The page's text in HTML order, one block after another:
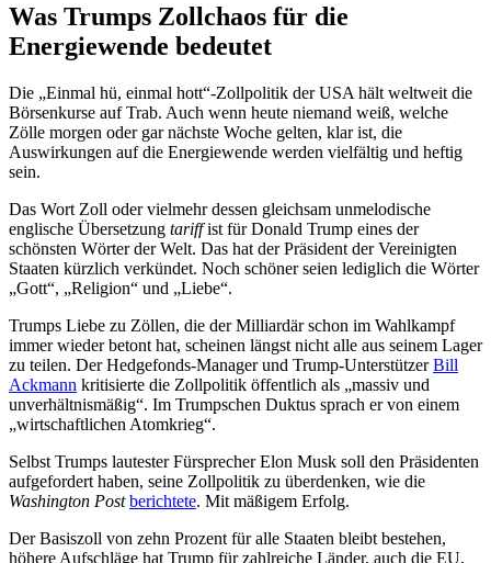
Was Trumps Zollchaos für die
Energiewende bedeutet
Die „Einmal hü, einmal hott“-Zollpolitik der USA hält weltweit die
Börsenkurse auf Trab. Auch wenn heute niemand weiß, welche
Zölle morgen oder gar nächste Woche gelten, klar ist, die
Auswirkungen auf die Energiewende werden vielfältig und heftig
sein.
Das Wort Zoll oder vielmehr dessen gleichsam unmelodische
englische Übersetzung tariffist für Donald Trump eines der
schönsten Wörter der Welt. Das hat der Präsident der Vereinigten
Staaten kürzlich verkündet. Noch schöner seien lediglich die Wörter
„Gott“, „Religion“ und „Liebe“.
Trumps Liebe zu Zöllen, die der Milliardär schon im Wahlkampf
immer wieder betont hat, scheinen längst nicht alle aus seinem Lager
zu teilen. Der Hedgefonds-Manager und Trump-UnterstützerBill
Ackmann kritisierte die Zollpolitik öffentlich als „massiv und
unverhältnismäßig“. Im Trumpschen Duktus sprach er von einem
„wirtschaftlichen Atomkrieg“.
Selbst Trumps lautester Fürsprecher Elon Musk soll den Präsidenten
aufgefordert haben, seine Zollpolitik zu überdenken, wie die
Washington Post berichtete. Mit mäßigem Erfolg.
Der Basiszoll von zehn Prozent für alle Staaten bleibt bestehen,
höhere Aufschläge hat Trump für zahlreiche Länder, auch die EU,